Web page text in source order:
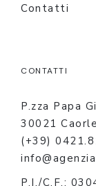
Contatti
CONTATTI
P.zza Papa
30021
(+39)
P.I./C.F.: